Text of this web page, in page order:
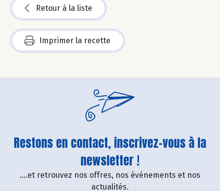
Retour à la liste
Imprimer la recette
Restons en contact, inscrivez-vous à la
newsletter !
....et retrouvez nos offres, nos événements et nos
actualités.